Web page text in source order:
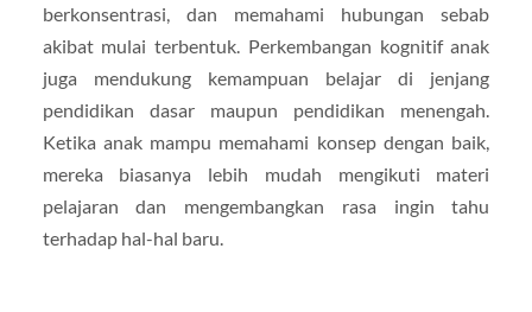
berkonsentrasi, dan memahami hubungan sebab
akibat mulai terbentuk. Perkembangan kognitif anak
juga mendukung kemampuan belajar di jenjang
pendidikan dasar maupun pendidikan menengah.
Ketika anak mampu memahami konsep dengan baik,
mereka biasanya lebih mudah mengikuti materi
pelajaran dan mengembangkan rasa ingin tahu
terhadap hal-hal baru.